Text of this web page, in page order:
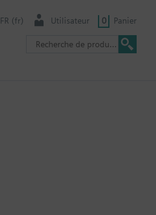
FR (fr) Utilisateur 0 Panier